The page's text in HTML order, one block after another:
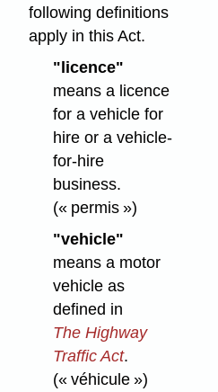
following definitions
apply in this Act.
"licence"
means a licence
for a vehicle for
hire or a vehicle-
for-hire
business.
(« permis »)
"vehicle"
means a motor
vehicle as
defined in
The Highway
Traffic Act.
(« véhicule »)